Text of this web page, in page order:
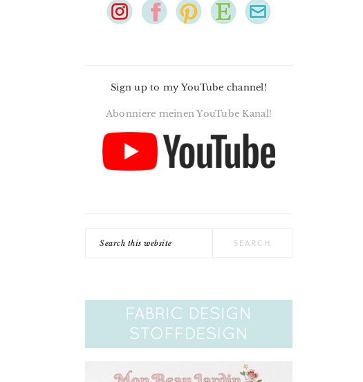
Sign up to my YouTube channel!
Abonniere meinen YouTube Kanal!